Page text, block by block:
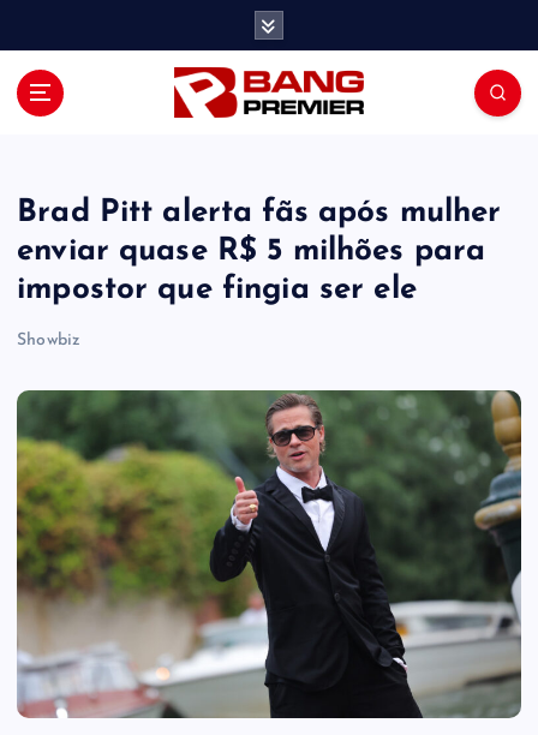
Brad Pitt alerta fãs após mulher
enviar quase R$ 5 milhões para
impostor que fingia ser ele
Showbiz